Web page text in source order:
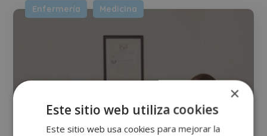
Enfermería Medicina
×
Este sitio web utiliza cookies
Este sitio web usa cookies para mejorar la